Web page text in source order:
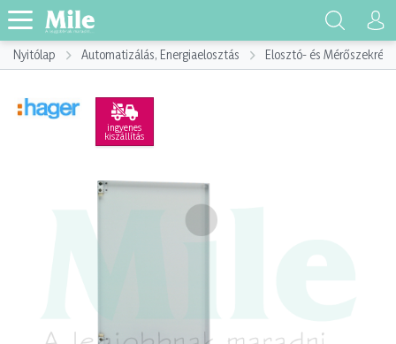
Nyitólap Automatizálás, Energiaelosztás Elosztó- és Mérőszekrény
ingyenes
kiszállítás